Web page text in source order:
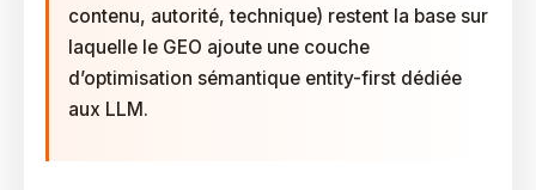
contenu, autorité, technique) restent la base sur
laquelle le GEO ajoute une couche
d’optimisation sémantique entity-first dédiée
aux LLM.